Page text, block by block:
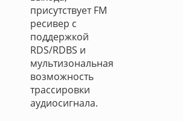
присутствует FM
ресивер с
поддержкой
RDS/RDBS и
мультизональная
возможность
трассировки
аудиосигнала.